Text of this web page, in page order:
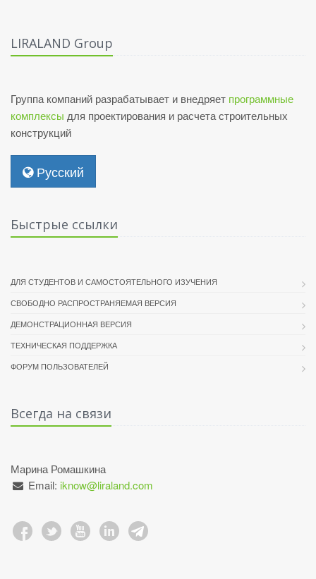
LIRALAND Group
Группа компаний разрабатывает и внедряет программные
комплексы для проектирования и расчета строительных
конструкций
Русский
Быстрые ссылки
ДЛЯ СТУДЕНТОВ И САМОСТОЯТЕЛЬНОГО ИЗУЧЕНИЯ
СВОБОДНО РАСПРОСТРАНЯЕМАЯ ВЕРСИЯ
ДЕМОНСТРАЦИОННАЯ ВЕРСИЯ
ТЕХНИЧЕСКАЯ ПОДДЕРЖКА
ФОРУМ ПОЛЬЗОВАТЕЛЕЙ
Всегда на связи
Марина Ромашкина
Email: iknow@liraland.com